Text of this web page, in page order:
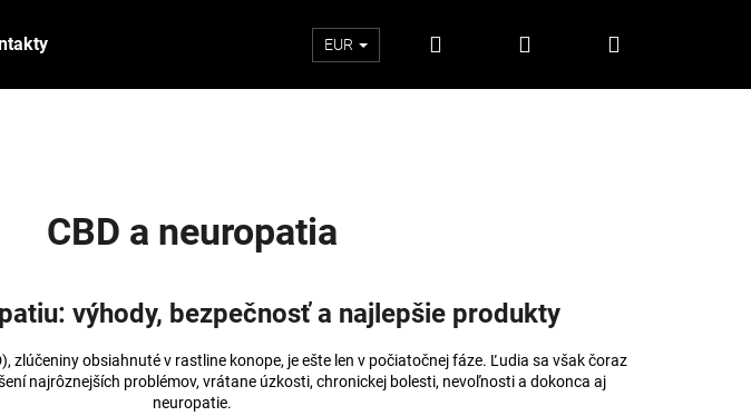
EUR Prihlásenie
CBD a neuropatia
výhody, bezpečnosť a najlepšie produkty
zlúčeniny obsiahnuté v rastline konope, je ešte len v počiatočnej fáze. Ľudia sa však čoraz
najrôznejších problémov, vrátane úzkosti, chronickej bolesti, nevoľnosti a dokonca aj
neuropatie.